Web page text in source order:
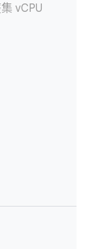
vCPU